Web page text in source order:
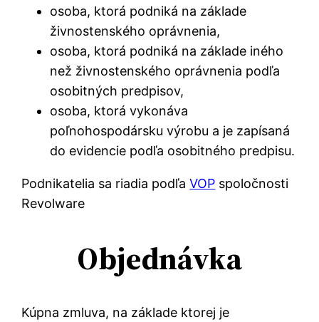
osoba, ktorá podniká na základe
živnostenského oprávnenia,
osoba, ktorá podniká na základe iného
než živnostenského oprávnenia podľa
osobitných predpisov,
osoba, ktorá vykonáva
poľnohospodársku výrobu a je zapísaná
do evidencie podľa osobitného predpisu.
Podnikatelia sa riadia podľaVOP spoločnosti
Revolware
Objednávka
Kúpna zmluva, na základe ktorej je